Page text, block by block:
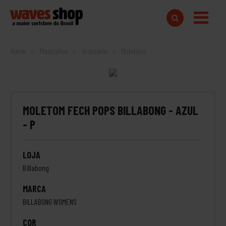
Home
MOLETOM FECH POPS BILLABONG - AZUL
- P
LOJA
Billabong
MARCA
BILLABONG WOMENS
COR